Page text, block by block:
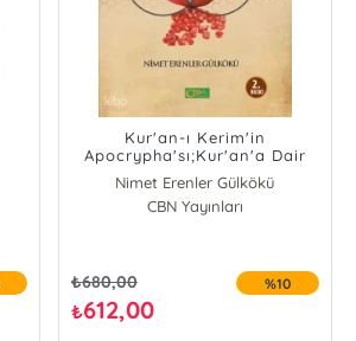
Kur'an-ı Kerim'in
Apocrypha'sı;Kur'an'a Dair
Bir Ta'likat
Nimet Erenler Gülkökü
CBN Yayınları
₺680,00
₺612,00
%10